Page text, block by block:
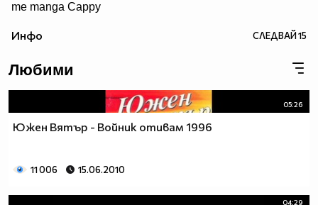
me manga Cappy
Инфо СЛЕДВАЙ15
Любими
05:26
Южен Вятър - Войник отивам 1996
11 006 15.06.2010
04:29